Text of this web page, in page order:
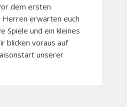
dem ersten
Herren erwarten euch
Spiele und ein kleines
blicken voraus auf
unserer